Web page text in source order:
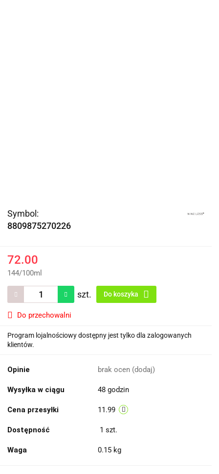
Symbol:
8809875270226
72.00
144/100ml
szt. Do koszyka
Do przechowalni
Program lojalnościowy dostępny jest tylko dla zalogowanych
klientów.
Opinie brak ocen (dodaj)
Wysyłka w ciągu 48 godzin
Cena przesyłki 11.99
Dostępność 1 szt.
Waga 0.15 kg